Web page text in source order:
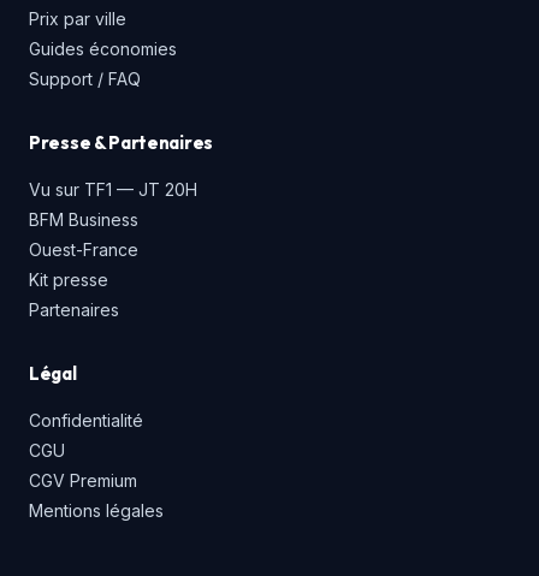
Prix par ville
Guides économies
Support / FAQ
Presse & Partenaires
Vu sur TF1 — JT 20H
BFM Business
Ouest-France
Kit presse
Partenaires
Légal
Confidentialité
CGU
CGV Premium
Mentions légales